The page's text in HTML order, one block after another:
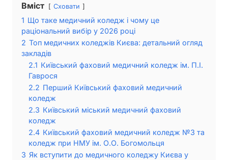
Вміст Сховати
1 Що таке медичний коледж і чому це
раціональний вибір у 2026 році
2 Топ медичних коледжів Києва: детальний огляд
закладів
2.1 Київський фаховий медичний коледж ім. П.І.
Гаврося
2.2 Перший Київський фаховий медичний
коледж
2.3 Київський міський медичний фаховий
коледж
2.4 Київський фаховий медичний коледж №3 та
коледж при НМУ ім. О.О. Богомольця
3 Як вступити до медичного коледжу Києва у